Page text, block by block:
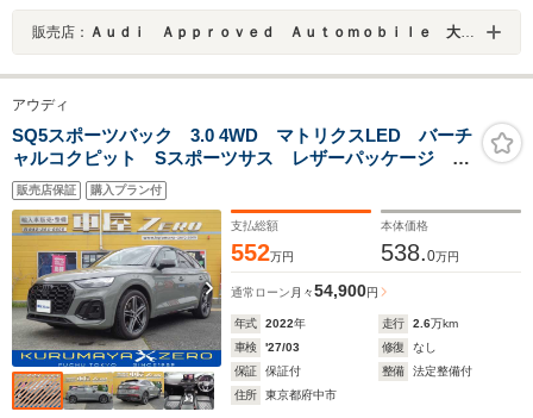
販売店： Ａｕｄｉ Ａｐｐｒｏｖｅｄ Ａｕｔｏｍｏｂｉｌｅ 大阪南
アウディ
SQ5スポーツバック 3.0 4WD マトリクスLED バーチ
ャルコクピット Sスポーツサス レザーパッケージ 全
方位カメラ
販売店保証 購入プラン付
支払総額
552万円
本体価格
538.0万円
通常ローン 月々54,900円
年式 2022年 走行 2.6万km
車検
'27/03 修復
なし
保証
保証付 整備
法定整備付
住所
東京都府中市